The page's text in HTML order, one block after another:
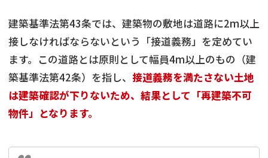
建築基準法第43条では、建築物の敷地は道路に2m以上
接しなければならないという「接道義務」を定めてい
ます。この道路とは原則として幅員4m以上のもの（建
築基準法第42条）を指し、 接道義務を満たさない土地
は建築確認が下りないため、結果として「再建築不可
物件」となります。